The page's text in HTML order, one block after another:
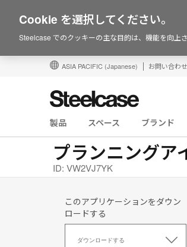
ASIA PACIFIC (Japanese) お問い合わせ
製品 スペース ブランド
プランニングア
ID: VW2VJ7YK
このアプリケーションをダウン
ロードする
ダウンロードする
Cookie を選択してください。
Steelcase でのクッキーの主な目的は、機能を向上